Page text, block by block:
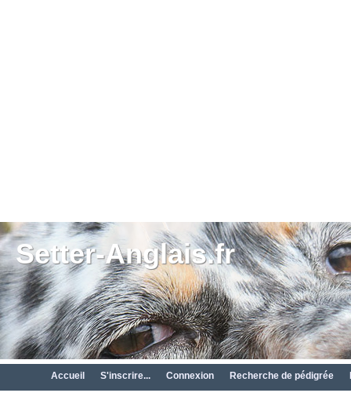
Setter-Anglais.fr
Accueil S'inscrire... Connexion Recherche de pédigrée